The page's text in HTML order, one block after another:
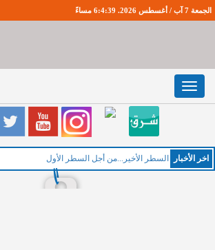
الجمعة 7 آب / أغسطس 2026. 6:4:40 مساءً
Toggle
navigation
اخر اﻷخبار